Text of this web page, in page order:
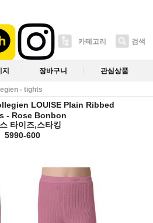
카테고리 검색
장바구니 관심상품
- tights
LOUISE Plain Ribbed
- Rose Bonbon
타이즈,스타킹
5990-600